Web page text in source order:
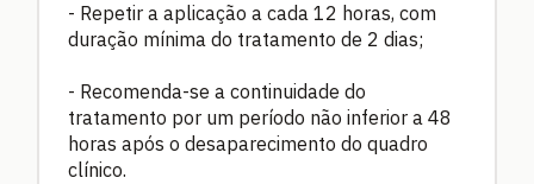
- Repetir a aplicação a cada 12 horas, com
duração mínima do tratamento de 2 dias;
- Recomenda-se a continuidade do
tratamento por um período não inferior a 48
horas após o desaparecimento do quadro
clínico.